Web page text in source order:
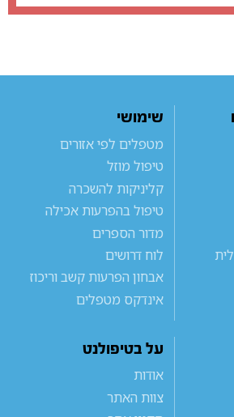
שימושי
מטפלים לפי אזורים
טיפול מוזל
קליניקות להשכרה
טיפול בהפרעות אכילה
מדור הספרים
לוח דרושים
אבחון הפרעות קשב וריכוז
אינדקס מטפלים
על בטיפולנט
אודות
צוות האתר